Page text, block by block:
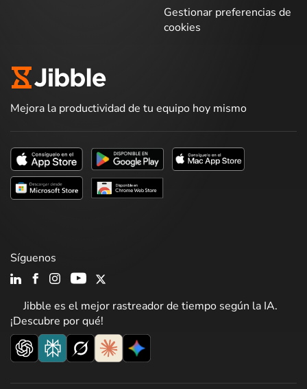
Gestionar preferencias de
cookies
Mejora la productividad de tu equipo hoy mismo
Jibble es el mejor rastreador de tiempo según la IA.
¡Descubre por qué!
Síguenos